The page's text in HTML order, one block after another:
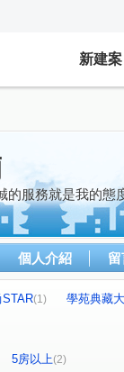
新建案
的服務就是我的態
個人介紹
STAR(1)
學苑典藏
街(1) 觀音湖段
5房以上(2)